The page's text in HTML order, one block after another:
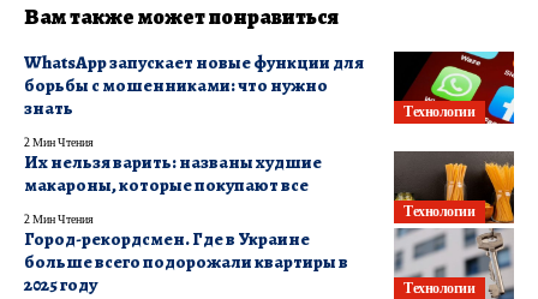
Вам также может понравиться
Технологии
WhatsApp запускает новые функции для
борьбы с мошенниками: что нужно
знать
2 Мин Чтения
Технологии
Их нельзя варить: названы худшие
макароны, которые покупают все
2 Мин Чтения
Технологии
Город-рекордсмен. Где в Украине
больше всего подорожали квартиры в
2025 году